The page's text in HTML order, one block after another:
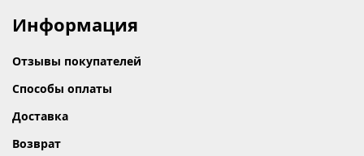
Информация
Отзывы покупателей
Способы оплаты
Доставка
Возврат